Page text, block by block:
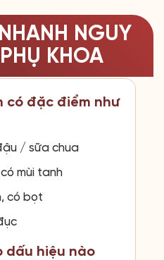
NGUY
KHOA
có đặc điểm như
/ sữa chua
mùi tanh
có bọt
dấu hiệu nào